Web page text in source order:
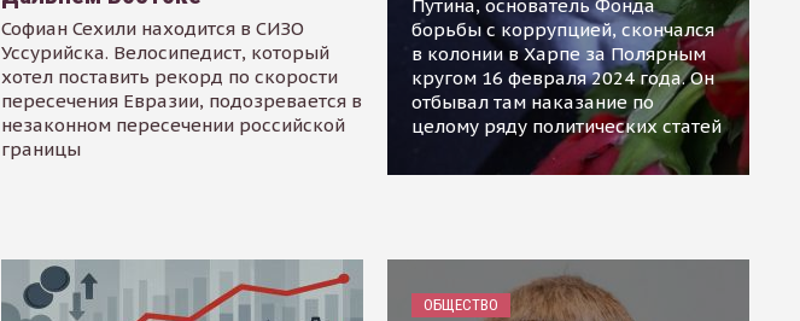
Софиан Сехили находится в СИЗО
Уссурийска. Велосипедист, который
хотел поставить рекорд по скорости
пересечения Евразии, подозревается в
незаконном пересечении российской
границы
Путина, основатель Фонда
борьбы с коррупцией, скончался
в колонии в Харпе за Полярным
кругом 16 февраля 2024 года. Он
отбывал там наказание по
целому ряду политических статей
ОБЩЕСТВО